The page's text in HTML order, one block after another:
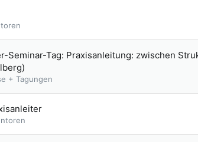
Seminar-Tag: Praxisanleitung: zwischen
+ Tagungen